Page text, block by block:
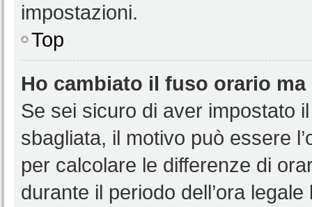
impostazioni.
Top
Ho cambiato il fuso orario ma
Se sei sicuro di aver impostato
sbagliata, il motivo può essere
per calcolare le differenze di
durante il periodo dell’ora